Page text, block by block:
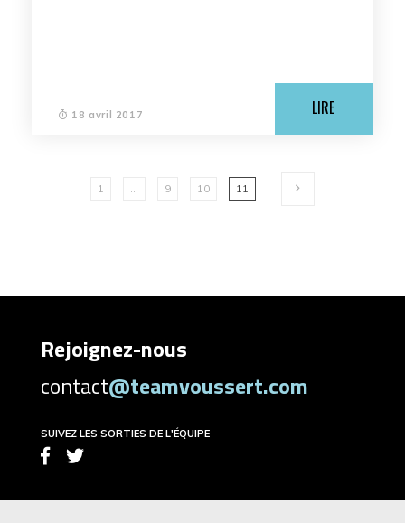
18 avril 2017 LIRE
1 … 9 10 11
Rejoignez-nous
contact@teamvoussert.com
SUIVEZ LES SORTIES DE L'ÉQUIPE